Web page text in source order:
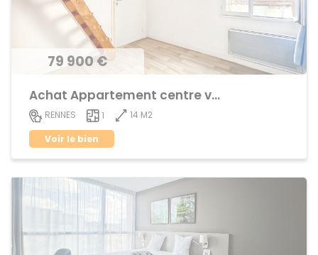
79 900 €
Achat Appartement centre ville
RENNES 1
14 M2
Voir le bien